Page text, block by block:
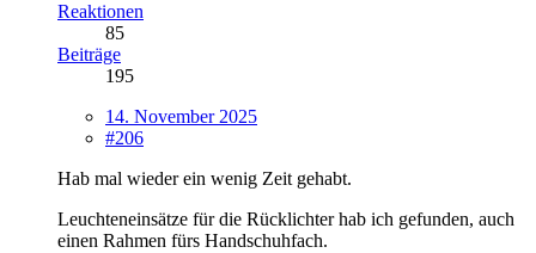
Reaktionen
85
Beiträge
195
14. November 2025
#206
Hab mal wieder ein wenig Zeit gehabt.
Leuchteneinsätze für die Rücklichter hab ich gefunden, auch
einen Rahmen fürs Handschuhfach.